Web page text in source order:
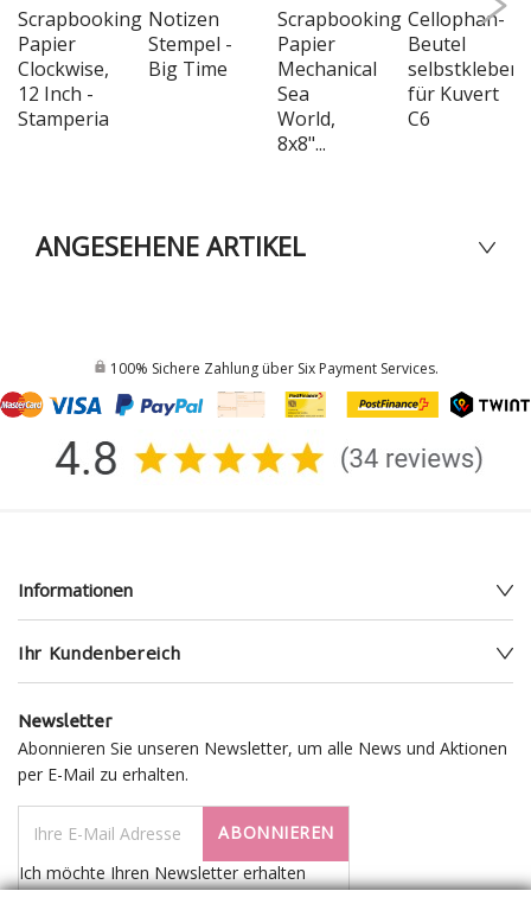
Scrapbooking
Papier
Clockwise,
12 Inch -
Stamperia
Notizen
Stempel -
Big Time
Scrapbooking
Papier
Mechanical
Sea
World,
8x8"...
Cellophan-
Beutel
selbstklebend
für Kuvert
C6
ANGESEHENE ARTIKEL
100% Sichere Zahlung über Six Payment Services.
Informationen
Ihr Kundenbereich
Newsletter
Abonnieren Sie unseren Newsletter, um alle News und Aktionen
per E-Mail zu erhalten.
ABONNIEREN
Ich möchte Ihren Newsletter erhalten